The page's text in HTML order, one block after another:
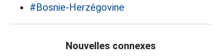
#Bosnie-Herzégovine
Nouvelles connexes